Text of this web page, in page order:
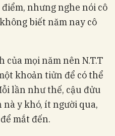
nhưng nghe nói cô
biết năm nay cô
mọi năm nên N.T.T
khoản tiửn để có thể
lần như thế, cậu đửu
y khó, ít người qua,
mắt đến.